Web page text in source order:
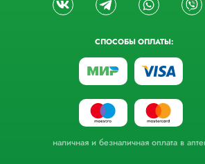
СПОСОБЫ ОПЛАТЫ:
наличная и безналичная оплата в